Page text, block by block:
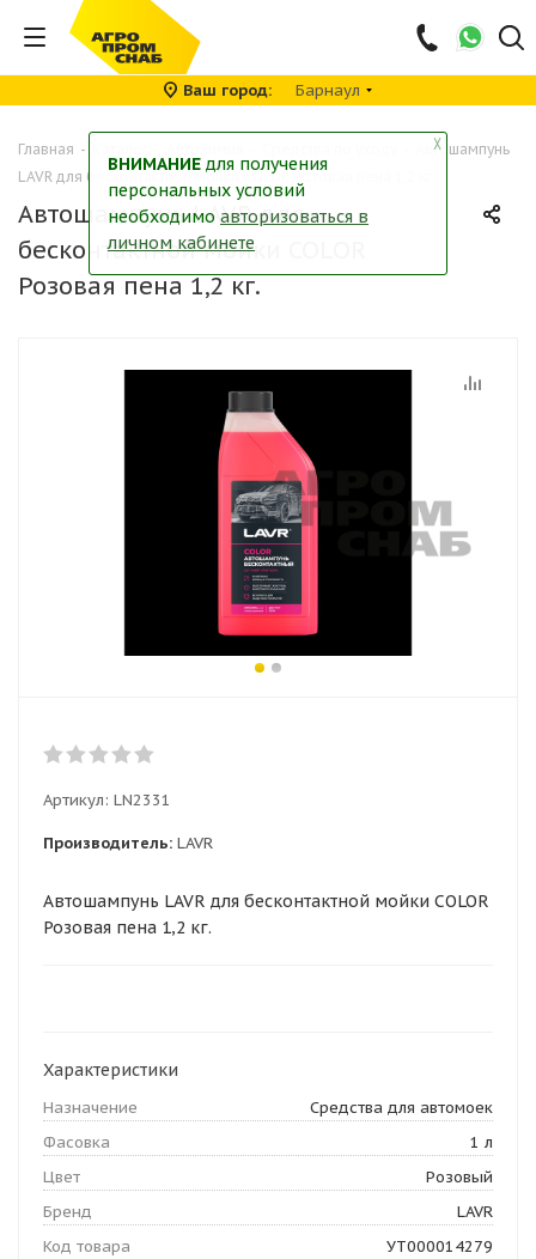
Ваш город Барнаул
Главная -
Автошампунь
LAVR для бесконтактной мойки COLOR Розовая пена 1,2 кг.
Автошампунь LAVR для
бесконтактной мойки COLOR
Розовая пена 1,2 кг.
Артикул: LN2331
Производитель: LAVR
Автошампунь LAVR для бесконтактной мойки COLOR
Розовая пена 1,2 кг.
Характеристики
Назначение
Средства для автомоек
Фасовка
1 л
Цвет
Розовый
Бренд
LAVR
Код товара
УТ000014279
╳
ВНИМАНИЕ для получения
персональных условий
необходимо авторизоваться в
личном кабинете